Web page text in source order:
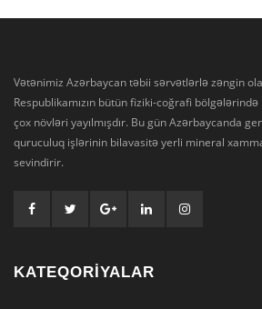
Vətənimiz Azərbaycan təbii sərvətlərlə zəngin
Respublikamızın bütün fiziki-coğrafi
çox növləri yayılmışdır. Bu gün Azərbaycanda
quruculuq işlərinin bilavasitə yerli mineral
sevindirir.
KATEQORİYALAR